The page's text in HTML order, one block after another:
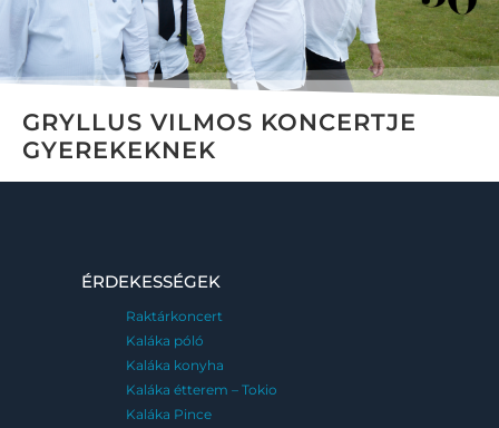
GRYLLUS VILMOS KONCERTJE
GYEREKEKNEK
ÉRDEKESSÉGEK
Raktárkoncert
Kaláka póló
Kaláka konyha
Kaláka étterem – Tokio
Kaláka Pince